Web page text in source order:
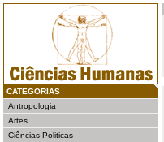
CATEGORIAS
Antropologia
Artes
Ciências Politicas